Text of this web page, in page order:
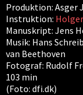
Produktion: Asger
Instruktion:
Manuskript: Jens
Musik: Hans
van Beethoven
Fotograf: Rudolf
103 min
(Foto: dfi.dk)